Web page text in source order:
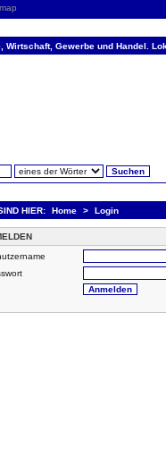
Wirtschaft, Gewerbe und Handel.
HIER: Home > Login